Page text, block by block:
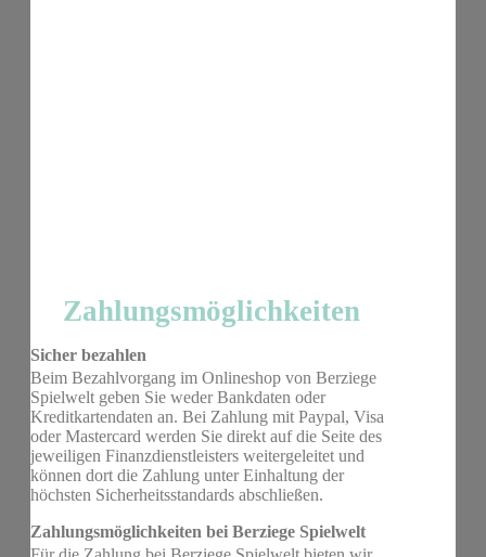
Zahlungsmöglichkeiten
Sicher bezahlen
Beim Bezahlvorgang im Onlineshop von Berziege
Spielwelt geben Sie weder Bankdaten oder
Kreditkartendaten an. Bei Zahlung mit Paypal, Visa
oder Mastercard werden Sie direkt auf die Seite des
jeweiligen Finanzdienstleisters weitergeleitet und
können dort die Zahlung unter Einhaltung der
höchsten Sicherheitsstandards abschließen.
Zahlungsmöglichkeiten bei Berziege Spielwelt